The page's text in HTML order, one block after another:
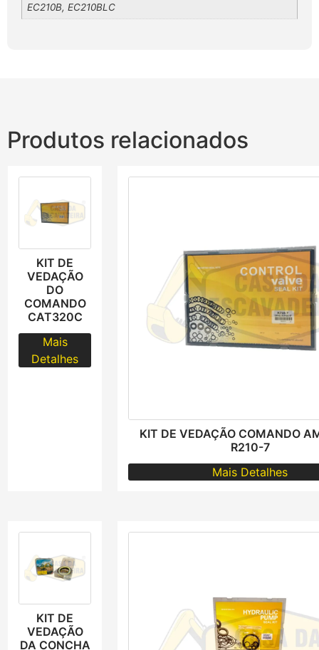
EC210B, EC210BLC
Produtos relacionados
KIT DE
VEDAÇÃO
DO
COMANDO
CAT320C
Mais
Detalhes
KIT DE VEDAÇÃO COMANDO
R210-7
Mais Detalhes
KIT DE
VEDAÇÃO
DA CONCHA